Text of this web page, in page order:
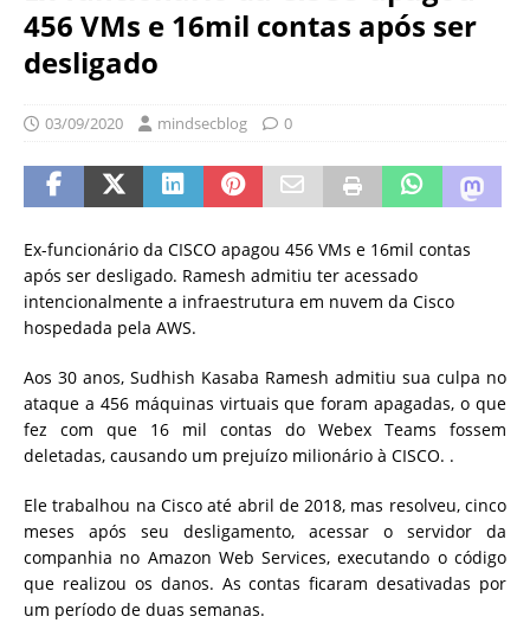
456 VMs e 16mil contas após ser
desligado
03/09/2020 mindsecblog 0
Ex-funcionário da CISCO apagou 456 VMs e 16mil contas
após ser desligado. Ramesh admitiu ter acessado
intencionalmente a infraestrutura em nuvem da Cisco
hospedada pela AWS.
Aos 30 anos, Sudhish Kasaba Ramesh admitiu sua culpa no
ataque a 456 máquinas virtuais que foram apagadas, o que
fez com que 16 mil contas do Webex Teams fossem
deletadas, causando um prejuízo milionário à CISCO. .
Ele trabalhou na Cisco até abril de 2018, mas resolveu, cinco
meses após seu desligamento, acessar o servidor da
companhia no Amazon Web Services, executando o código
que realizou os danos. As contas ficaram desativadas por
um período de duas semanas.